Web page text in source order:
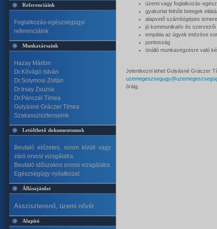
Referenciáink
Foglalkozás-egészségügyi
referenciáink
Munkatársaink
Hazay Márton
Dr.Kővágó István
Dr.Solymosi Zoltán
Dr.Irsay Zsuzsa
Dr.Pánczél Tímea
Gulyásné Gráczer Tímea
Szakasszisztenseink
Letölthető dokumentumok
Beutaló előzetes, soron kívüli vagy
záró orvosi vizsgálatra
Beutaló időszakos orvosi vizsgálatra
Egészségügy nyilatkozat
Állásajánlat
Asszisztensnő, üzemi nővér
Alapító
üzemi vagy foglalkozás-
gyakorlat felnőtt betegek
alapvető számítógépes
jó kommunikatív és
empátia az ügyek intézése
pontosság
önálló munkavégzésre való
Jelentkezni lehet Gulyásné Gráczer
óráig.